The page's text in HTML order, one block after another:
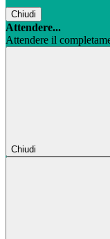
Chiudi
Attendere...
Attendere il
Chiudi